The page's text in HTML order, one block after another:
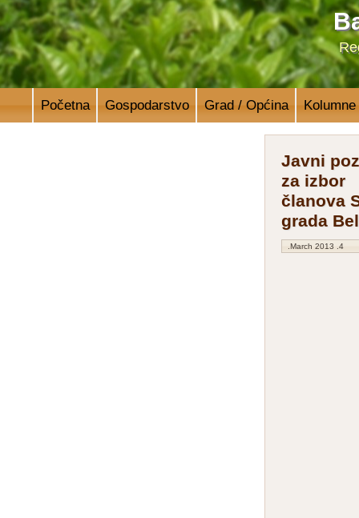
Početna Gospodarstvo Grad / Općina Kolumne
Javni
za izbor
članova
grada
4. March 2013.